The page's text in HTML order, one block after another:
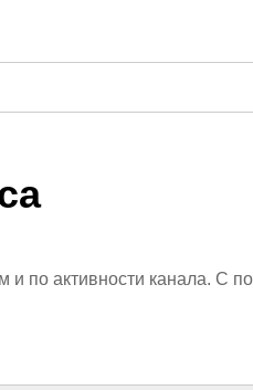
и по активности канала. С